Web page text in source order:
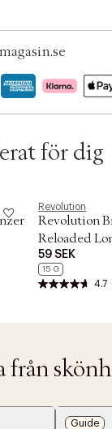
för dig
Revolution
Revolution
Reloaded
59 SEK
15 G
4.7
från
Guide